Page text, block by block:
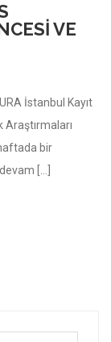
VE
İstanbul Kayıt
Araştırmaları
bir
[…]